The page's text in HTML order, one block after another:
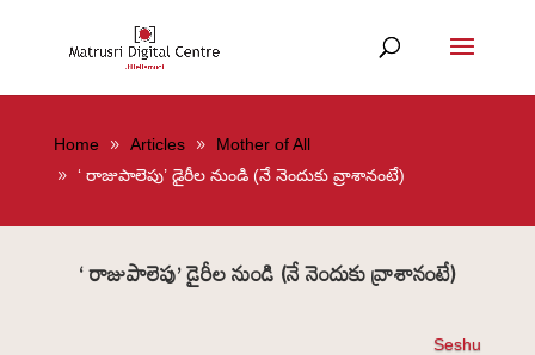
Home Articles
Mother of All
‘ రాజుపాలెపు’ డైరీల నుండి (నే నెందుకు వ్రాశానంటే)
‘ రాజుపాలెపు’ డైరీల నుండి (నే నెందుకు వ్రాశానంటే)
Seshu